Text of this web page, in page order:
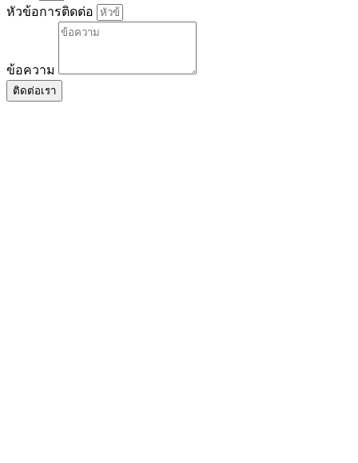
หัวข้อการติดต่อ
ข้อความ
ติดต่อเรา